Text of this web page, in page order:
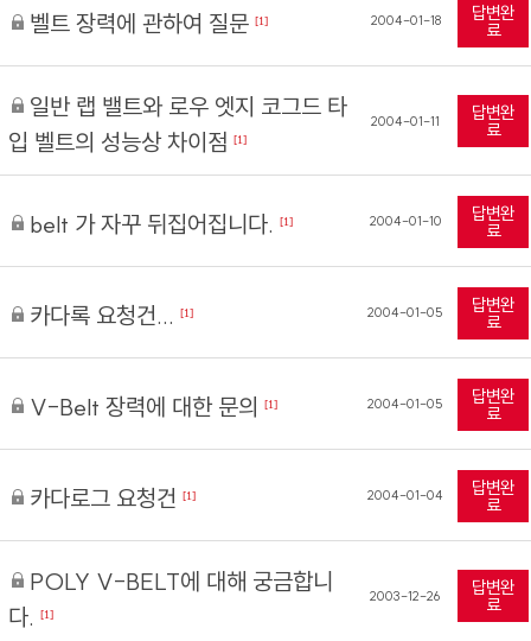
벨트 장력에 관하여 질문 [1] 2004-01-18 답변완
료
일반 랩 밸트와 로우 엣지 코그드 타
입 벨트의 성능상 차이점
[1]
2004-01-11 답변완
료
belt 가 자꾸 뒤집어집니다. [1] 2004-01-10 답변완
료
카다록 요청건... [1] 2004-01-05 답변완
료
V-Belt 장력에 대한 문의 [1] 2004-01-05 답변완
료
카다로그 요청건 [1] 2004-01-04 답변완
료
POLY V-BELT에 대해 궁금합니
다.
[1]
2003-12-26 답변완
료